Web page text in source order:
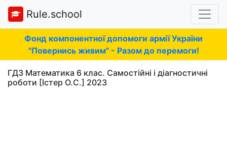
Rule.school
Фонд компонентної допомоги армії України
"Повернись живим" - Разом до перемоги!
ГДЗ Математика 6 клас. Самостійні і діагностичні
роботи [Істер О.С.] 2023